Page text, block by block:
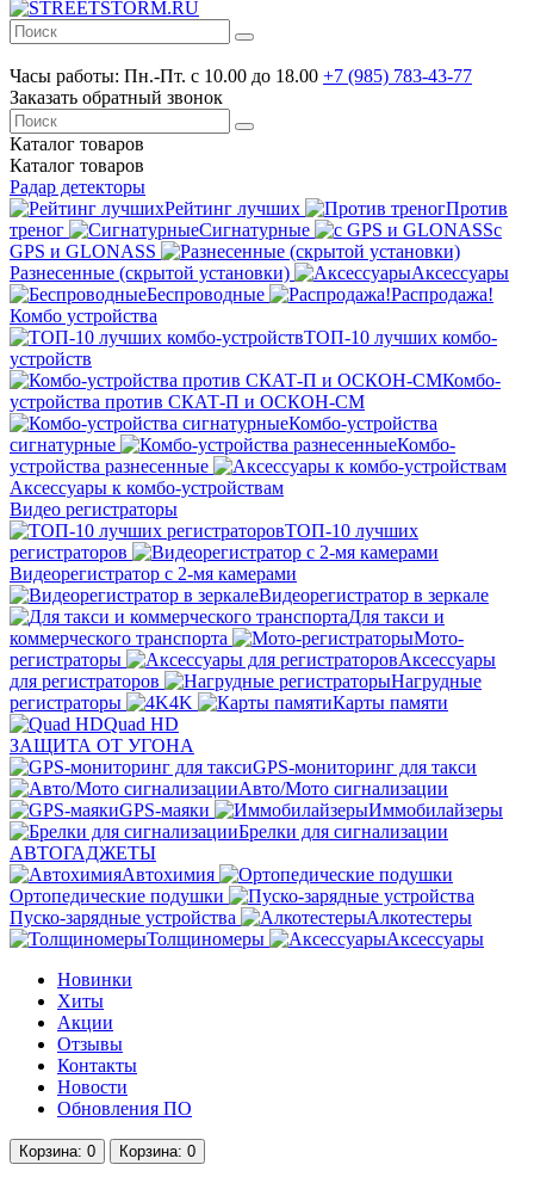
Часы работы: Пн.-Пт. с 10.00 до 18.00 +7 (985) 783-43-77
Заказать обратный звонок
Каталог товаров
Каталог товаров
Радар детекторы
Рейтинг лучших
Против
треног
Сигнатурные
с
GPS и GLONASS
Разнесенные (скрытой установки)
Аксессуары
Беспроводные
Распродажа!
Комбо устройства
ТОП-10 лучших комбо-
устройств
Комбо-
устройства против СКАТ-П и ОСКОН-СМ
Комбо-устройства
сигнатурные
Комбо-
устройства разнесенные
Аксессуары к комбо-устройствам
Видео регистраторы
ТОП-10 лучших
регистраторов
Видеорегистратор с 2-мя камерами
Видеорегистратор в зеркале
Для такси и
коммерческого транспорта
Мото-
регистраторы
Аксессуары
для регистраторов
Нагрудные
регистраторы
4K
Карты памяти
Quad HD
ЗАЩИТА ОТ УГОНА
GPS-мониторинг для такси
Авто/Мото сигнализации
GPS-маяки
Иммобилайзеры
Брелки для сигнализации
АВТОГАДЖЕТЫ
Автохимия
Ортопедические подушки
Пуско-зарядные устройства
Алкотестеры
Толщиномеры
Аксессуары
Новинки
Хиты
Акции
Отзывы
Контакты
Новости
Обновления ПО
Корзина: 0 Корзина: 0